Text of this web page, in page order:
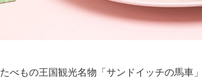
たべもの王国観光名物「サンドイッチの馬車」